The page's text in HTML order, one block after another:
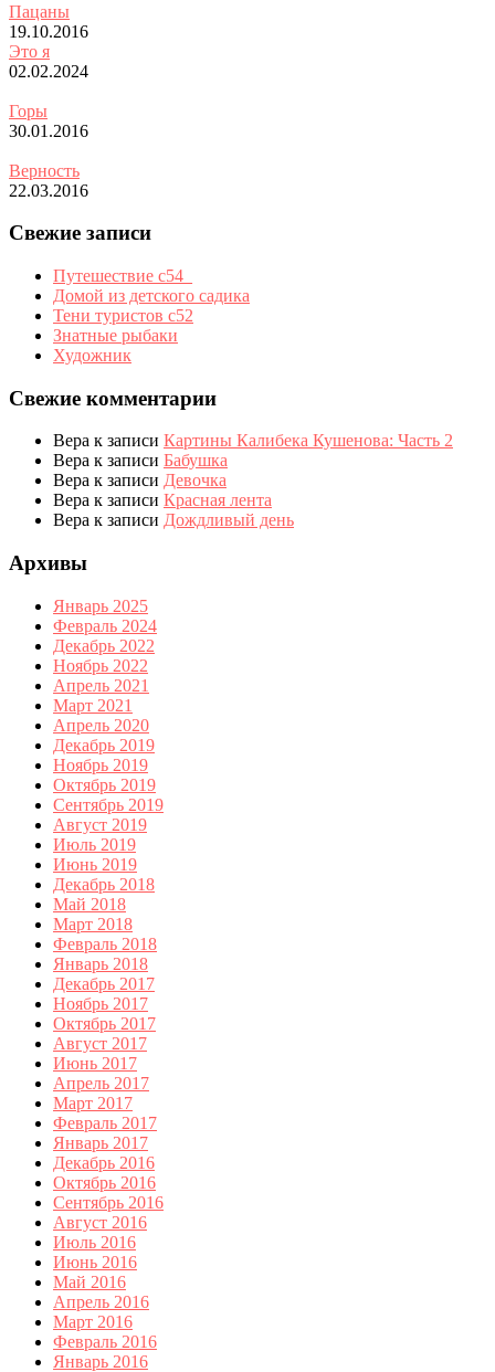
Пацаны
19.10.2016
Это я
02.02.2024
Горы
30.01.2016
Верность
22.03.2016
Свежие записи
Путешествие с54_
Домой из детского садика
Тени туристов с52
Знатные рыбаки
Художник
Свежие комментарии
Вера к записи Картины Калибека Кушенова: Часть 2
Вера к записи Бабушка
Вера к записи Девочка
Вера к записи Красная лента
Вера к записи Дождливый день
Архивы
Январь 2025
Февраль 2024
Декабрь 2022
Ноябрь 2022
Апрель 2021
Март 2021
Апрель 2020
Декабрь 2019
Ноябрь 2019
Октябрь 2019
Сентябрь 2019
Август 2019
Июль 2019
Июнь 2019
Декабрь 2018
Май 2018
Март 2018
Февраль 2018
Январь 2018
Декабрь 2017
Ноябрь 2017
Октябрь 2017
Август 2017
Июнь 2017
Апрель 2017
Март 2017
Февраль 2017
Январь 2017
Декабрь 2016
Октябрь 2016
Сентябрь 2016
Август 2016
Июль 2016
Июнь 2016
Май 2016
Апрель 2016
Март 2016
Февраль 2016
Январь 2016